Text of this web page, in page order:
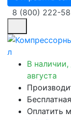
8 (800) 222-
В
августа
Оплатить